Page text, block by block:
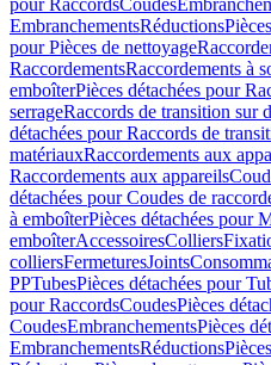
pour RaccordsCoudes
EmbranchementsRéductions
pour Pièces de nettoyage
RaccordementsRaccordements à
emboîterPièces détachées pour
serrageRaccords de transition sur
détachées pour Raccords de
matériauxRaccordements aux
Raccordements aux appareils
détachées pour Coudes de
à emboîterPièces détachées pour
emboîterAccessoiresColliers
colliersFermeturesJoints
PPTubesPièces détachées pour
pour RaccordsCoudesPièces
CoudesEmbranchementsPièces
EmbranchementsRéductions